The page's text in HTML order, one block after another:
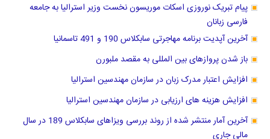
پیام تبریک نوروزی اسکات موریسون نخست وزیر استرالیا به جامعه
فارسی زبانان
آخرین آپدیت برنامه مهاجرتی سابکلاس 190 و 491 تاسمانیا
باز شدن پروازهای بین المللی به مقصد ملبورن
افزایش اعتبار مدرک زبان در سازمان مهندسین استرالیا
افزایش هزینه های ارزیابی در سازمان مهندسین استرالیا
آخرین آمار منتشر شده از روند بررسی ویزاهای سابکلاس 189 در سال
مالی جاری